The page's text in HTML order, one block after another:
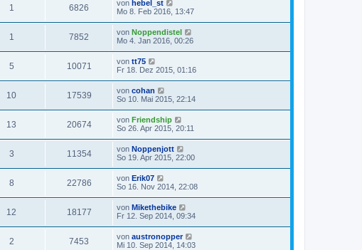
1 6826 von hebel_st
Mo 8. Feb 2016, 13:47
1 7852 von Noppendistel
Mo 4. Jan 2016, 00:26
5 10071 von tt75
Fr 18. Dez 2015, 01:16
10 17539 von cohan
So 10. Mai 2015, 22:14
13 20674 von Friendship
So 26. Apr 2015, 20:11
3 11354 von Noppenjott
So 19. Apr 2015, 22:00
8 22786 von Erik07
So 16. Nov 2014, 22:08
12 18177 von Mikethebike
Fr 12. Sep 2014, 09:34
2 7453 von austronopper
Mi 10. Sep 2014, 14:03